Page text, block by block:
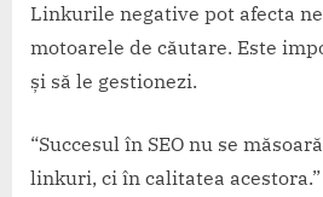
Linkurile negative pot afecta
motoarele de căutare. Este
și să le gestionezi.
“Succesul în SEO nu se
linkuri, ci în calitatea